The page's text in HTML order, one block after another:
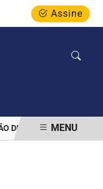
Assine
PREVALÊNCIA DE
MENU